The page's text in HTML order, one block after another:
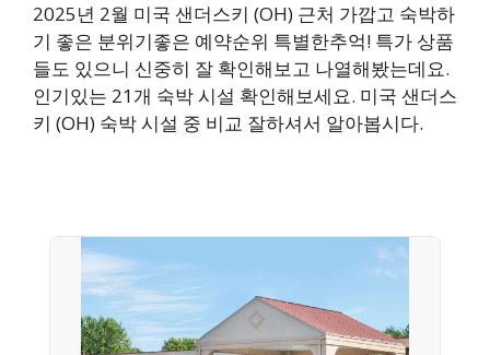
2025년 2월 미국 샌더스키 (OH) 근처 가깝고 숙박하
기 좋은 분위기좋은 예약순위 특별한추억! 특가 상품
들도 있으니 신중히 잘 확인해보고 나열해봤는데요.
인기있는 21개 숙박 시설 확인해보세요. 미국 샌더스
키 (OH) 숙박 시설 중 비교 잘하셔서 알아봅시다.